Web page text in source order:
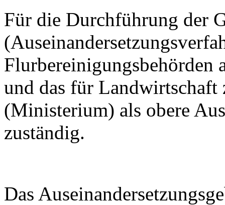
Für die Durchführung der
Flurbereinigungsbehörden
und das für
(Ministerium) als obere
zuständig.
Das